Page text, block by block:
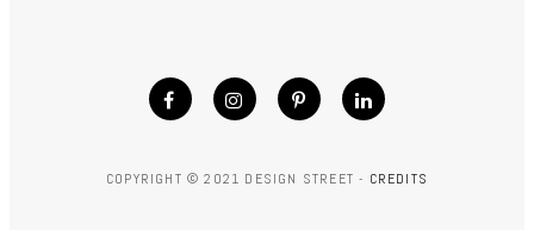
COPYRIGHT © 2021 DESIGN STREET - CREDITS